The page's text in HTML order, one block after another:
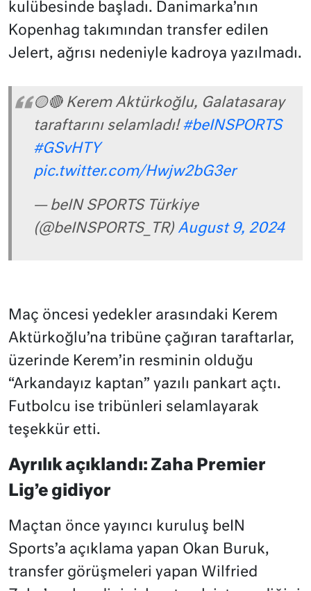
kulübesinde başladı. Danimarka’nın
Kopenhag takımından transfer edilen
Jelert, ağrısı nedeniyle kadroya yazılmadı.
🟡🔴 Kerem Aktürkoğlu, Galatasaray
taraftarını selamladı! #beINSPORTS
#GSvHTY
pic.twitter.com/Hwjw2bG3er
— beIN SPORTS Türkiye
(@beINSPORTS_TR) August 9, 2024
Maç öncesi yedekler arasındaki Kerem
Aktürkoğlu’na tribüne çağıran taraftarlar,
üzerinde Kerem’in resminin olduğu
“Arkandayız kaptan” yazılı pankart açtı.
Futbolcu ise tribünleri selamlayarak
teşekkür etti.
Ayrılık açıklandı: Zaha Premier
Lig’e gidiyor
Maçtan önce yayıncı kuruluş beIN
Sports’a açıklama yapan Okan Buruk,
transfer görüşmeleri yapan Wilfried